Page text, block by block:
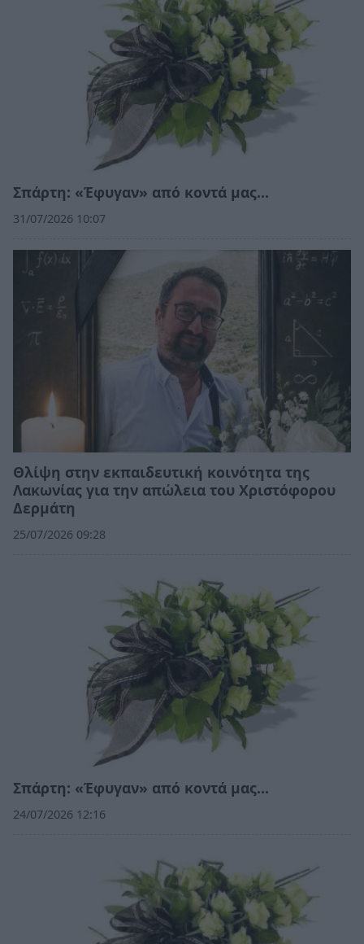
Σπάρτη: «Έφυγαν» από κοντά μας…
31/07/2026 10:07
Θλίψη στην εκπαιδευτική κοινότητα της
Λακωνίας για την απώλεια του Χριστόφορου
Δερμάτη
25/07/2026 09:28
Σπάρτη: «Έφυγαν» από κοντά μας…
24/07/2026 12:16